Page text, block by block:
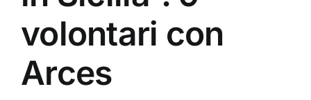
volontari con
Arces